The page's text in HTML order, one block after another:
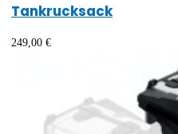
Tankrucksack
249,00 €